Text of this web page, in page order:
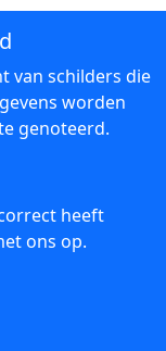
van schilders die
worden
genoteerd.
heeft
ons op.